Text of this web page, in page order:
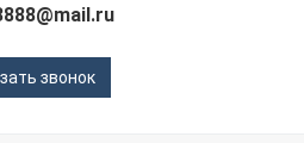
звонок